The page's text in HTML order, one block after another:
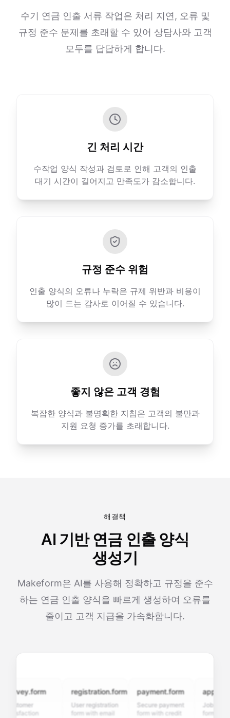
수기 연금 인출 서류 작업은 처리 지연, 오류 및
규정 준수 문제를 초래할 수 있어 상담사와 고객
모두를 답답하게 합니다.
긴 처리 시간
수작업 양식 작성과 검토로 인해 고객의 인출
대기 시간이 길어지고 만족도가 감소합니다.
규정 준수 위험
인출 양식의 오류나 누락은 규제 위반과 비용이
많이 드는 감사로 이어질 수 있습니다.
좋지 않은 고객 경험
복잡한 양식과 불명확한 지침은 고객의 불만과
지원 요청 증가를 초래합니다.
해결책
AI 기반 연금 인출 양식
생성기
Makeform은 AI를 사용해 정확하고 규정을 준수
하는 연금 인출 양식을 빠르게 생성하여 오류를
줄이고 고객 지급을 가속화합니다.
registration.form
User registration
form with email
payment.form
Secure payment
form with credit
Job
form with